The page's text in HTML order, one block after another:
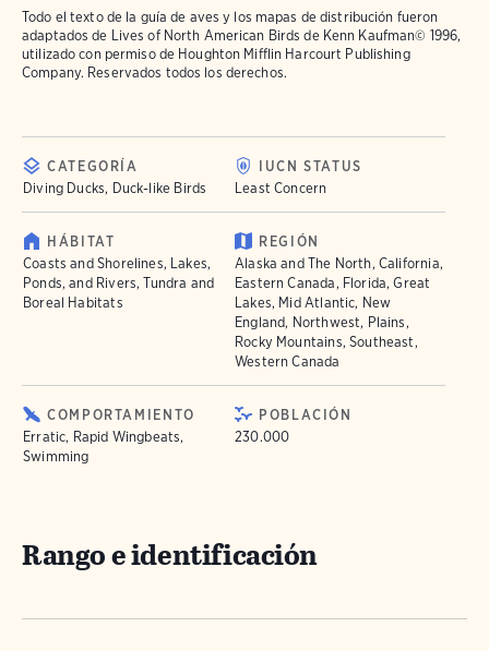
Todo el texto de la guía de aves y los mapas de distribución fueron
adaptados de Lives of North American Birds de Kenn Kaufman© 1996,
utilizado con permiso de Houghton Mifflin Harcourt Publishing
Company. Reservados todos los derechos.
CATEGORÍA
Diving Ducks, Duck-like Birds
IUCN STATUS
Least Concern
HÁBITAT
Coasts and Shorelines, Lakes,
Ponds, and Rivers, Tundra and
Boreal Habitats
REGIÓN
Alaska and The North, California,
Eastern Canada, Florida, Great
Lakes, Mid Atlantic, New
England, Northwest, Plains,
Rocky Mountains, Southeast,
Western Canada
COMPORTAMIENTO
Erratic, Rapid Wingbeats,
Swimming
POBLACIÓN
230.000
Rango e identificación